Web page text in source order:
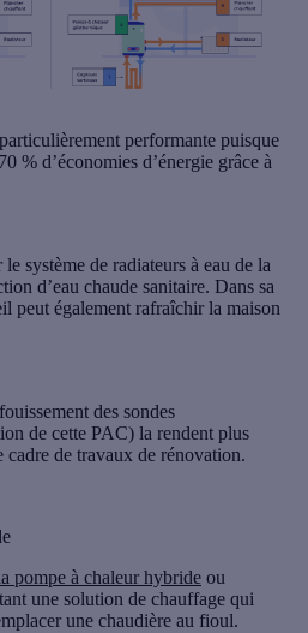
performante puisque
% d’économies d’énergie grâce à
le système de radiateurs à eau de la
d’eau chaude sanitaire. Dans sa
peut également rafraîchir la maison
des sondes
de cette PAC) la rendent plus
cadre de travaux de rénovation.
pompe à chaleur hybride ou
une solution de chauffage qui
une chaudière au fioul.